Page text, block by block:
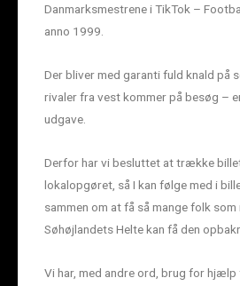
Danmarksmestrene i TikTok –
anno 1999.
Der bliver med garanti fuld knald på
rivaler fra vest kommer på besøg –
udgave.
Derfor har vi besluttet at trække
lokalopgøret, så I kan følge med i
sammen om at få så mange folk
Søhøjlandets Helte kan få den
Vi har, med andre ord, brug for hjælp